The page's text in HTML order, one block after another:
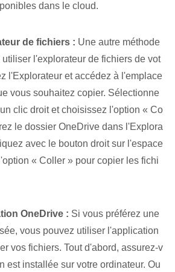
dans le cloud.
de fichiers : Une autre méthode
l'explorateur de fichiers de vot
l'Explorateur et accédez à l'emplace
vous souhaitez copier. Sélectionne
clic droit et choisissez l'option « Co
le dossier OneDrive dans l'Explora
avec le bouton droit sur l'espace
« Coller » pour copier les fichi
OneDrive : Si vous préférez une
vous pouvez utiliser l'application
vos fichiers. Tout d'abord, assurez-v
est installée sur votre ordinateur.‌ Ou